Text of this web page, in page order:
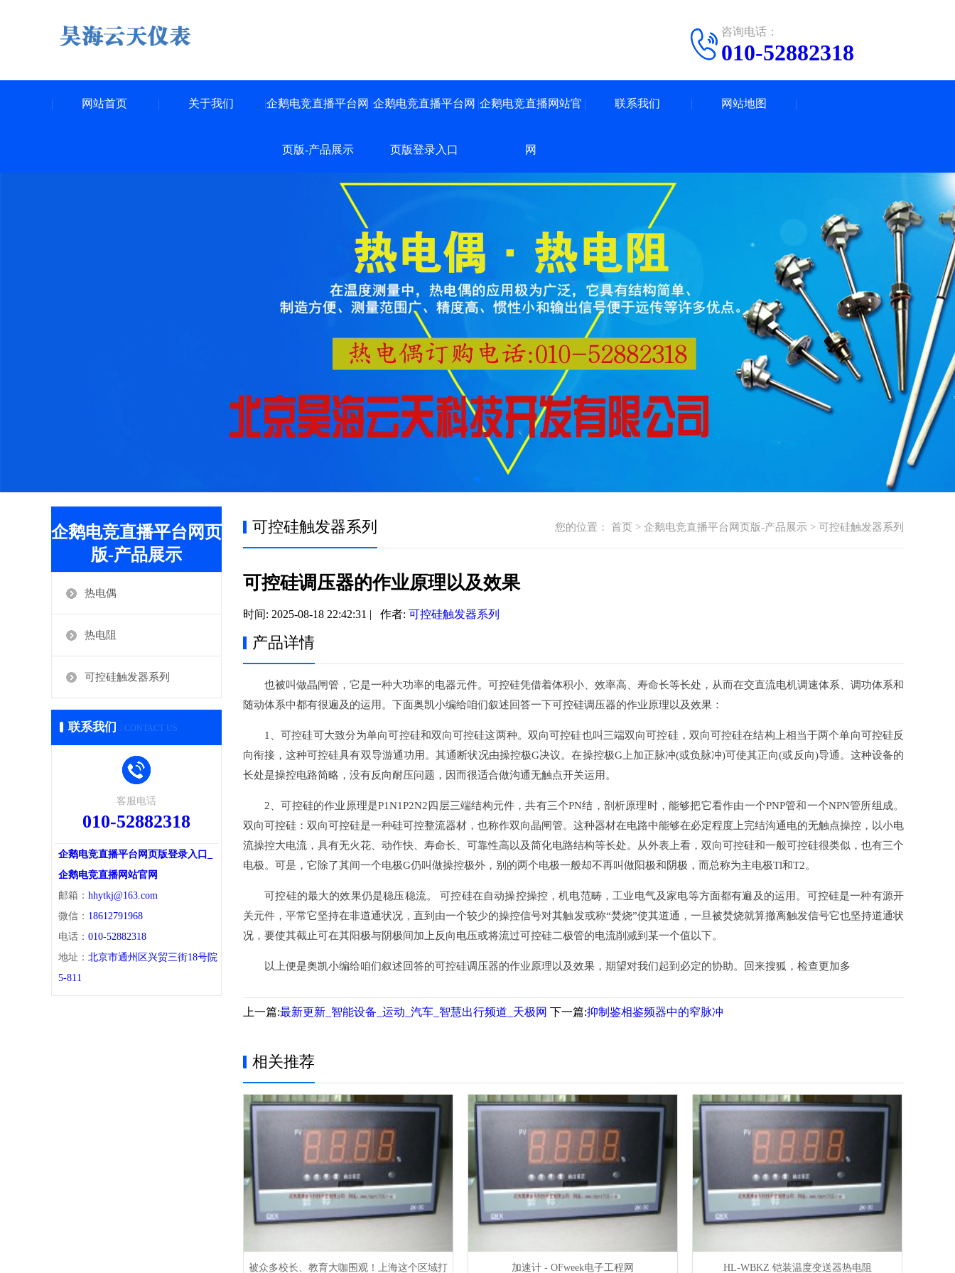
咨询电话：
010-52882318
网站首页 关于我们 企鹅电竞直播平台网
页版-产品展示
企鹅电竞直播平台网
页版登录入口
企鹅电竞直播网站官
网
联系我们 网站地图
企鹅电竞直播平台网页
版-产品展示
热电偶
热电阻
可控硅触发器系列
联系我们 / CONTACT US
客服电话
010-52882318
企鹅电竞直播平台网页版登录入口_
企鹅电竞直播网站官网
邮箱： hhytkj@163.com
微信： 18612791968
电话： 010-52882318
地址： 北京市通州区兴贸三街18号院
5-811
您的位置： 首页 > 企鹅电竞直播平台网页版-产品展示 > 可控硅触发器系列
可控硅触发器系列
可控硅调压器的作业原理以及效果
时间: 2025-08-18 22:42:31 | 作者: 可控硅触发器系列
产品详情
也被叫做晶闸管，它是一种大功率的电器元件。可控硅凭借着体积小、效率高、寿命长等长处，从而在交直流电机调速体系、调功体系和
随动体系中都有很遍及的运用。下面奥凯小编给咱们叙述回答一下可控硅调压器的作业原理以及效果：
1、可控硅可大致分为单向可控硅和双向可控硅这两种。双向可控硅也叫三端双向可控硅，双向可控硅在结构上相当于两个单向可控硅反
向衔接，这种可控硅具有双导游通功用。其通断状况由操控极G决议。在操控极G上加正脉冲(或负脉冲)可使其正向(或反向)导通。这种设备的
长处是操控电路简略，没有反向耐压问题，因而很适合做沟通无触点开关运用。
2、可控硅的作业原理是P1N1P2N2四层三端结构元件，共有三个PN结，剖析原理时，能够把它看作由一个PNP管和一个NPN管所组成。
双向可控硅：双向可控硅是一种硅可控整流器材，也称作双向晶闸管。这种器材在电路中能够在必定程度上完结沟通电的无触点操控，以小电
流操控大电流，具有无火花、动作快、寿命长、可靠性高以及简化电路结构等长处。从外表上看，双向可控硅和一般可控硅很类似，也有三个
电极。可是，它除了其间一个电极G仍叫做操控极外，别的两个电极一般却不再叫做阳极和阴极，而总称为主电极Tl和T2。
可控硅的最大的效果仍是稳压稳流。 可控硅在自动操控操控，机电范畴，工业电气及家电等方面都有遍及的运用。可控硅是一种有源开
关元件，平常它坚持在非道通状况，直到由一个较少的操控信号对其触发或称“焚烧”使其道通，一旦被焚烧就算撤离触发信号它也坚持道通状
况，要使其截止可在其阳极与阴极间加上反向电压或将流过可控硅二极管的电流削减到某一个值以下。
以上便是奥凯小编给咱们叙述回答的可控硅调压器的作业原理以及效果，期望对我们起到必定的协助。回来搜狐，检查更加多
上一篇:最新更新_智能设备_运动_汽车_智慧出行频道_天极网 下一篇:抑制鉴相鉴频器中的窄脉冲
相关推荐
被众多校长、教育大咖围观！上海这个区域打 加速计 - OFweek电子工程网 HL-WBKZ 铠装温度变送器热电阻